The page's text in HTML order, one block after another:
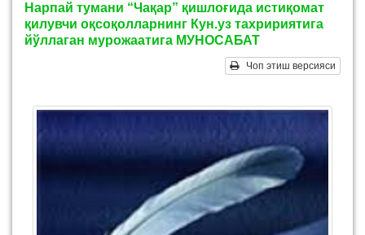
Нарпай тумани “Чақар” қишлоғида истиқомат
қилувчи оқсоқолларнинг Кун.уз тахририятига
йўллаган мурожаатига МУНОСАБАТ
Чоп этиш версияси